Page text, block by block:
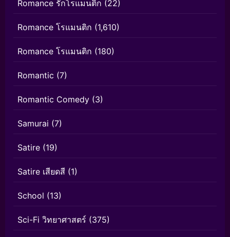
Romance รักโรแมนติก (22)
Romance โรแมนติก (1,610)
Romance โรแมนติก (180)
Romantic (7)
Romantic Comedy (3)
Samurai (7)
Satire (19)
Satire เสียดสี (1)
School (13)
Sci-Fi วิทยาศาสตร์ (375)